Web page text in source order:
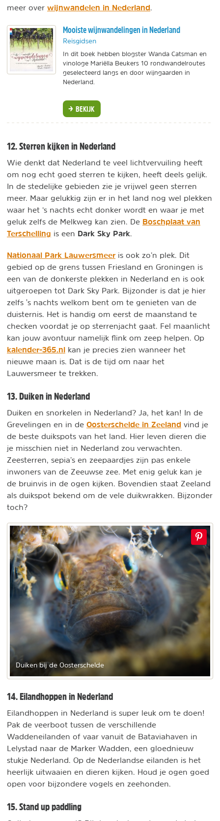
meer over wijnwandelen in Nederland
Mooiste wijnwandelingen in Nederland
Reisgidsen
In dit boek hebben blogster Wanda Catsman en
vinologe Mariëlla Beukers 10 rondwandelroutes
geselecteerd langs en door wijngaarden in
Nederland.
BEKIJK
12. Sterren kijken in Nederland
Wie denkt dat Nederland te veel lichtvervuiling heeft
om nog echt goed sterren te kijken, heeft deels gelijk.
In de stedelijke gebieden zie je vrijwel geen sterren
meer. Maar gelukkig zijn er in het land nog wel plekken
waar het ‘s nachts echt donker wordt en waar je met
geluk zelfs de Melkweg kan zien. De Boschplaat van
Terschelling is een Dark Sky Park
Nationaal Park Lauwersmeer is ook zo’n plek. Dit
gebied op de grens tussen Friesland en Groningen is
een van de donkerste plekken in Nederland en is ook
uitgeroepen tot Dark Sky Park. Bijzonder is dat je hier
zelfs 's nachts welkom bent om te genieten van de
duisternis. Het is handig om eerst de maanstand te
checken voordat je op sterrenjacht gaat. Fel maanlicht
kan jouw avontuur namelijk flink om zeep helpen. Op
kalender-365.nl kan je precies zien wanneer het
nieuwe maan is. Dat is de tijd om naar het
Lauwersmeer te trekken.
13. Duiken in Nederland
Duiken en snorkelen in Nederland? Ja, het kan! In de
Grevelingen en in de Oosterschelde in Zeeland vind je
de beste duikspots van het land. Hier leven dieren die
je misschien niet in Nederland zou verwachten.
Zeesterren, sepia’s en zeepaardjes zijn pas enkele
inwoners van de Zeeuwse zee. Met enig geluk kan je
de bruinvis in de ogen kijken. Bovendien staat Zeeland
als duikspot bekend om de vele duikwrakken. Bijzonder
toch?
Duiken bij de Oosterschelde
14. Eilandhoppen in Nederland
Eilandhoppen in Nederland is super leuk om te doen!
Pak de veerboot tussen de verschillende
Waddeneilanden of vaar vanuit de Bataviahaven in
Lelystad naar de Marker Wadden, een gloednieuw
stukje Nederland. Op de Nederlandse eilanden is het
heerlijk uitwaaien en dieren kijken. Houd je ogen goed
open voor bijzondere vogels en zeehonden.
15. Stand up paddling